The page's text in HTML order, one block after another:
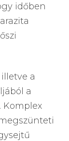
időben
a
a
. Komplex